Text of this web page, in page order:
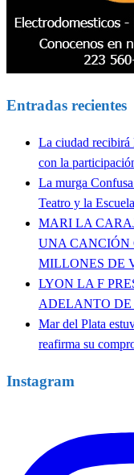
Entradas recientes
La ciudad
con la
La murga
Teatro y la Escuela
MARI LA
UNA CANCIÓN
MILLONES DE
LYON LA F
ADELANTO DE
Mar del Plata
reafirma su
Instagram